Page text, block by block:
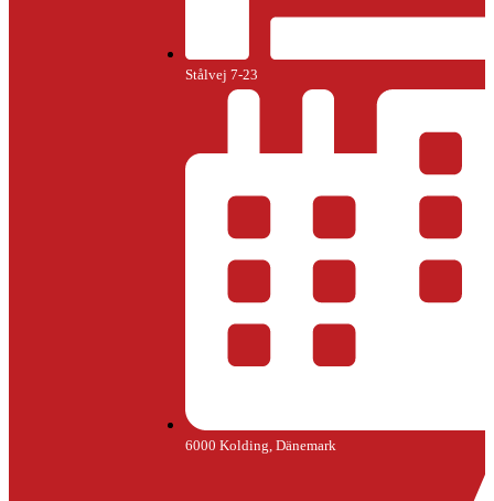
Stålvej 7-23
6000 Kolding, Dänemark